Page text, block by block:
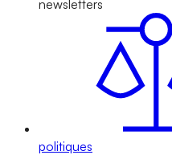
newsletters
politiques